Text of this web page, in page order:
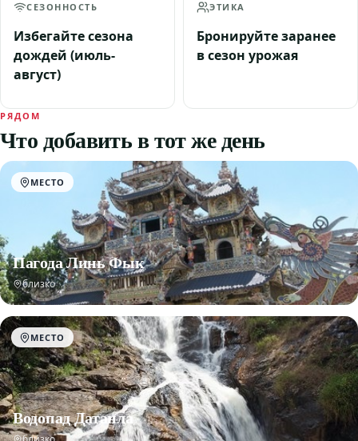
СЕЗОННОСТЬ
Избегайте сезона
дождей (июль-
август)
ЭТИКА
Бронируйте заранее
в сезон урожая
РЯДОМ
Что добавить в тот же день
МЕСТО
Пагода Линь Фык
близко
МЕСТО
Водопад Датанла